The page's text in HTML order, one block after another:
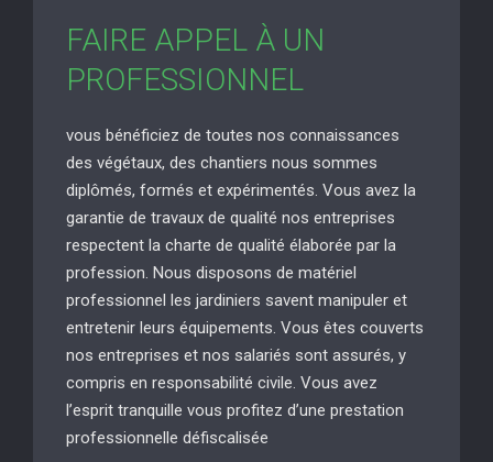
FAIRE APPEL À UN
PROFESSIONNEL
vous bénéficiez de toutes nos connaissances
des végétaux, des chantiers nous sommes
diplômés, formés et expérimentés. Vous avez la
garantie de travaux de qualité nos entreprises
respectent la charte de qualité élaborée par la
profession. Nous disposons de matériel
professionnel les jardiniers savent manipuler et
entretenir leurs équipements. Vous êtes couverts
nos entreprises et nos salariés sont assurés, y
compris en responsabilité civile. Vous avez
l’esprit tranquille vous profitez d’une prestation
professionnelle défiscalisée